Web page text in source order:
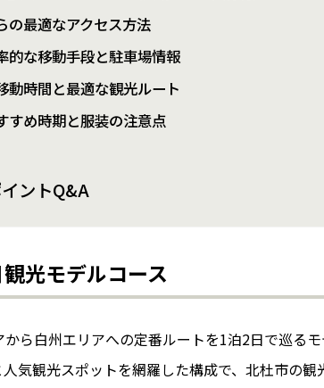
の最適なアクセス方法
的な移動手段と駐車場情報
動時間と最適な観光ルート
すめ時期と服装の注意点
ントQ&A
光モデルコース
ら白州エリアへの定番ルートを1泊2日で巡る
気観光スポットを網羅した構成で、北杜市の